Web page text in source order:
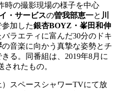
時の撮影現場の様子を中心
・サービスの曽我部恵一と 川
加した銀杏BOYZ・峯田和伸
ラエティに富んだ30分のドキ
の音楽に向かう真摯な姿勢とチ
る。同番組は、2019年8月に
れたもの。
）スペースシャワーTVにて放